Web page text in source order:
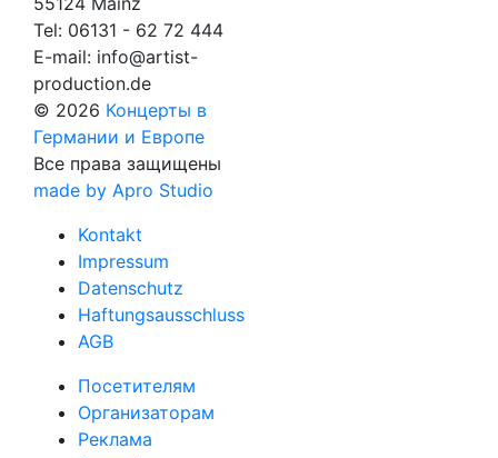
Tel: 06131 - 62 72 444
E-mail: info@artist-
production.de
© 2026 Концерты в
Германии и Европе
Все права защищены
made by Apro Studio
Kontakt
Impressum
Datenschutz
Haftungsausschluss
AGB
Посетителям
Организаторам
Реклама